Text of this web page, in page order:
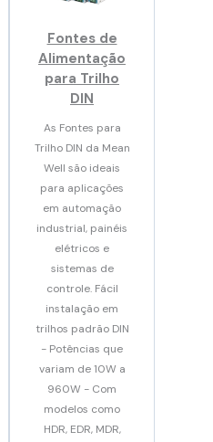
Fontes de
Alimentação
para Trilho
DIN
As Fontes para
Trilho DIN da Mean
Well são ideais
para aplicações
em automação
industrial, painéis
elétricos e
sistemas de
controle. Fácil
instalação em
trilhos padrão DIN
- Potências que
variam de 10W a
960W - Com
modelos como
HDR, EDR, MDR,